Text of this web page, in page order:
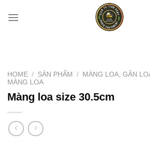
đến
HOME / SẢN PHẨM / MÀNG LOA, GÂN
MÀNG LOA
Màng loa size 30.5cm